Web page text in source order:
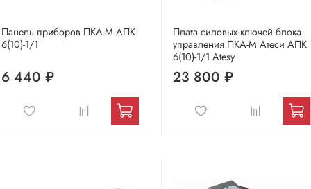
Панель приборов ПКА-М АПК
6(10)-1/1
6 440 ₽
Плата силовых ключей блока
управления ПКА-М Атеси АПК
6(10)-1/1 Atesy
23 800 ₽